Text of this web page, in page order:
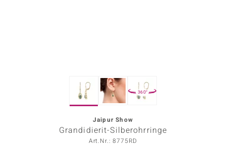
360°
Jaipur Show
Grandidierit-Silberohrringe
Art.Nr.: 8775RD